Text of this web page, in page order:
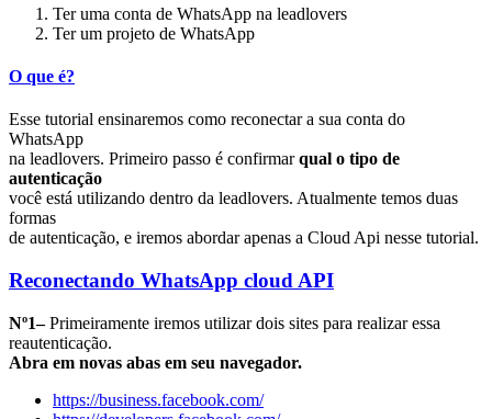
Ter uma conta de WhatsApp na leadlovers
Ter um projeto de WhatsApp
O que é?
Esse tutorial ensinaremos como reconectar a sua conta do
WhatsApp
na leadlovers. Primeiro passo é confirmarqual o tipo de
autenticação
você está utilizando dentro da leadlovers. Atualmente temos duas
formas
de autenticação, e iremos abordar apenas a Cloud Api nesse tutorial.
Reconectando WhatsApp cloud API
Nº1–Primeiramente iremos utilizar dois sites para realizar essa
reautenticação.
Abra em novas abas em seu navegador.
https://business.facebook.com/